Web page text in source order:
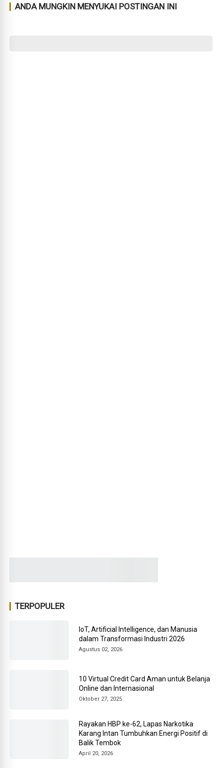
ANDA MUNGKIN MENYUKAI POSTINGAN INI
TERPOPULER
IoT, Artificial Intelligence, dan Manusia
dalam Transformasi Industri 2026
Agustus 02, 2026
10 Virtual Credit Card Aman untuk Belanja
Online dan Internasional
Oktober 27, 2025
Rayakan HBP ke-62, Lapas Narkotika
Karang Intan Tumbuhkan Energi Positif di
Balik Tembok
April 20, 2026